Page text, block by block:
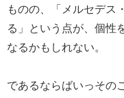
ものの、「メルセデス
る」という点が、個性
なるかもしれない。
であるならばいっその